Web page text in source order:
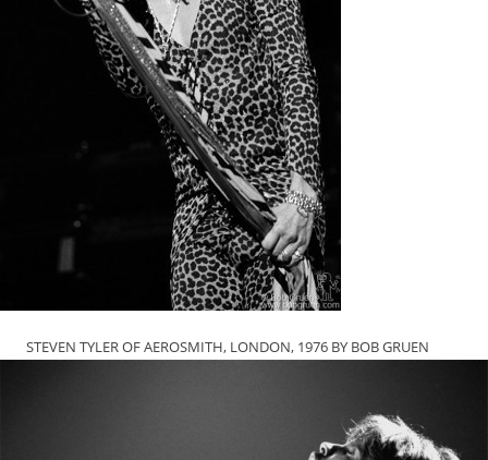
STEVEN TYLER OF AEROSMITH, LONDON, 1976 BY BOB GRUEN